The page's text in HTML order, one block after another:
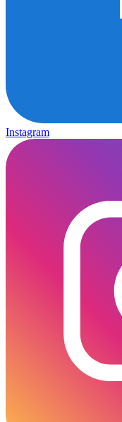
Instagram